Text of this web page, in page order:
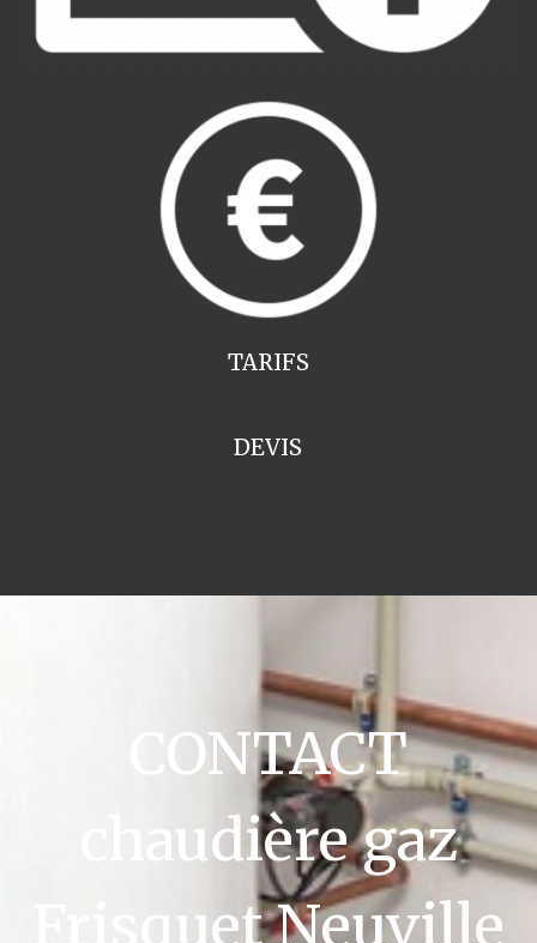
TARIFS
DEVIS
CONTACT
chaudière gaz
Frisquet Neuville